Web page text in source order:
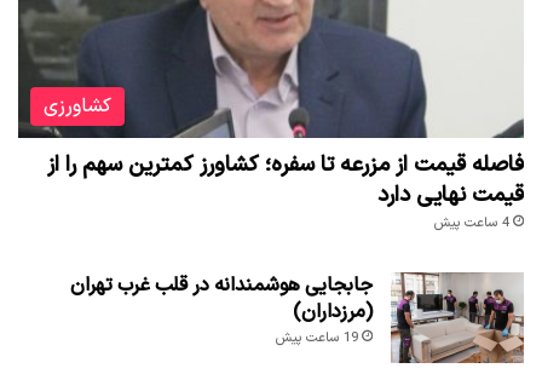
کشاورزی
فاصله قیمت از مزرعه تا سفره؛ کشاورز کمترین سهم را از
قیمت نهایی دارد
4 ساعت پیش
جابجایی هوشمندانه در قلب غرب تهران
(مرزداران)
19 ساعت پیش